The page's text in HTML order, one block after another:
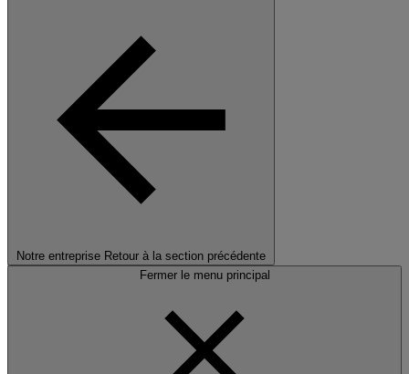
Notre entreprise Retour à la section précédente
Fermer le menu principal